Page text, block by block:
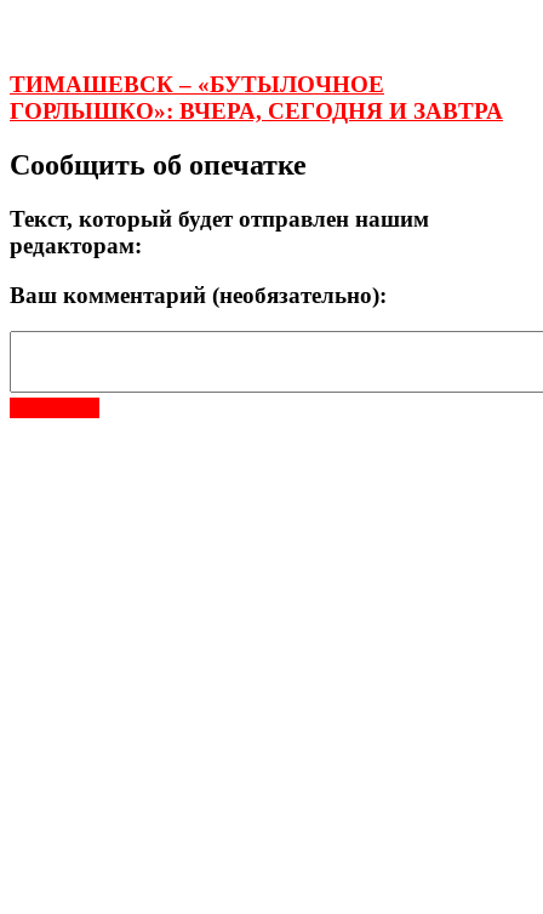
ТИМАШЕВСК – «БУТЫЛОЧНОЕ
ГОРЛЫШКО»: ВЧЕРА, СЕГОДНЯ И ЗАВТРА
Сообщить об опечатке
Текст, который будет отправлен нашим
редакторам:
Ваш комментарий (необязательно):